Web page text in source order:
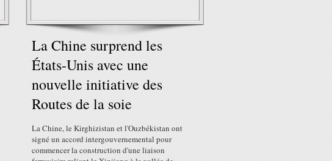
La Chine surprend les
États-Unis avec une
nouvelle initiative des
Routes de la soie
La Chine, le Kirghizistan et l'Ouzbékistan ont
signé un accord intergouvernemental pour
commencer la construction d'une liaison